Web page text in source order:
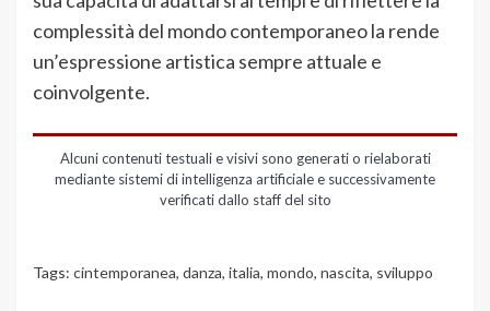
complessità del mondo contemporaneo la rende
un’espressione artistica sempre attuale e
coinvolgente.
Alcuni contenuti testuali e visivi sono generati o rielaborati
mediante sistemi di intelligenza artificiale e successivamente
verificati dallo staff del sito
Tags: cintemporanea, danza, italia, mondo, nascita, sviluppo